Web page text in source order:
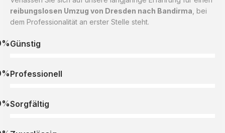
reibungslosen Umzug von Dresden nach Bandirma , bei
dem Professionalität an erster Stelle steht.
Günstig
Professionell
Sorgfältig